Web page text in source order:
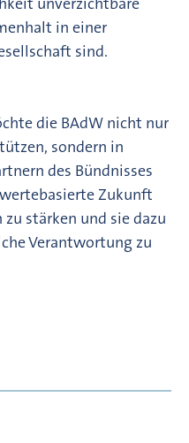
in einer
sind.
die BAdW nicht nur
sondern in
des Bündnisses
Zukunft
stärken und sie dazu
Verantwortung zu